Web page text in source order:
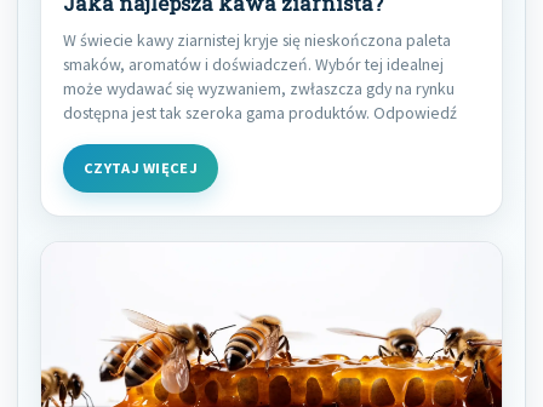
W świecie kawy ziarnistej kryje się nieskończona paleta
smaków, aromatów i doświadczeń. Wybór tej idealnej
może wydawać się wyzwaniem, zwłaszcza gdy na rynku
dostępna jest tak szeroka gama produktów. Odpowiedź
CZYTAJ WIĘCEJ